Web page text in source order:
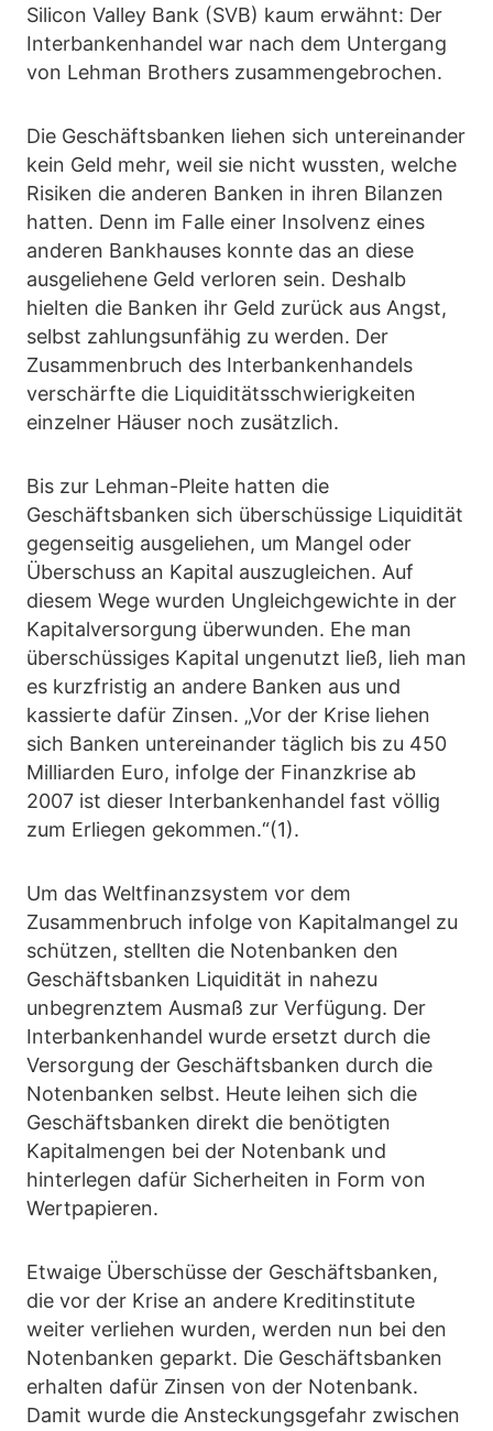
Silicon Valley Bank (SVB) kaum erwähnt: Der
Interbankenhandel war nach dem Untergang
von Lehman Brothers zusammengebrochen.
Die Geschäftsbanken liehen sich untereinander
kein Geld mehr, weil sie nicht wussten, welche
Risiken die anderen Banken in ihren Bilanzen
hatten. Denn im Falle einer Insolvenz eines
anderen Bankhauses konnte das an diese
ausgeliehene Geld verloren sein. Deshalb
hielten die Banken ihr Geld zurück aus Angst,
selbst zahlungsunfähig zu werden. Der
Zusammenbruch des Interbankenhandels
verschärfte die Liquiditätsschwierigkeiten
einzelner Häuser noch zusätzlich.
Bis zur Lehman-Pleite hatten die
Geschäftsbanken sich überschüssige Liquidität
gegenseitig ausgeliehen, um Mangel oder
Überschuss an Kapital auszugleichen. Auf
diesem Wege wurden Ungleichgewichte in der
Kapitalversorgung überwunden. Ehe man
überschüssiges Kapital ungenutzt ließ, lieh man
es kurzfristig an andere Banken aus und
kassierte dafür Zinsen. „Vor der Krise liehen
sich Banken untereinander täglich bis zu 450
Milliarden Euro, infolge der Finanzkrise ab
2007 ist dieser Interbankenhandel fast völlig
zum Erliegen gekommen.“(1).
Um das Weltfinanzsystem vor dem
Zusammenbruch infolge von Kapitalmangel zu
schützen, stellten die Notenbanken den
Geschäftsbanken Liquidität in nahezu
unbegrenztem Ausmaß zur Verfügung. Der
Interbankenhandel wurde ersetzt durch die
Versorgung der Geschäftsbanken durch die
Notenbanken selbst. Heute leihen sich die
Geschäftsbanken direkt die benötigten
Kapitalmengen bei der Notenbank und
hinterlegen dafür Sicherheiten in Form von
Wertpapieren.
Etwaige Überschüsse der Geschäftsbanken,
die vor der Krise an andere Kreditinstitute
weiter verliehen wurden, werden nun bei den
Notenbanken geparkt. Die Geschäftsbanken
erhalten dafür Zinsen von der Notenbank.
Damit wurde die Ansteckungsgefahr zwischen